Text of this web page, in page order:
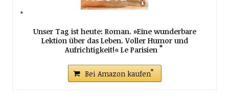
Unser Tag ist heute: Roman. »Eine wunderbare
Lektion über das Leben. Voller Humor und
Aufrichtigkeit!« Le Parisien
Bei Amazon kaufen